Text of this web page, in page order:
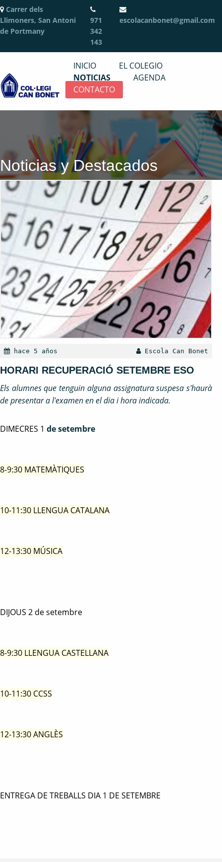
Carrer dels
Llimoners, San Antoni
de Portmany
971
342
143
escolacanbonet@gmail.com
INICIO
EL COLEGIO
NOTICIAS
AGENDA
CONTACTO
Noticias y Destacados
hace 5 años Escola Can Bonet
HORARI RECUPERACIÓ SETEMBRE ESO
Els alumnes que tenguin alguna assignatura suspesa s'haurà
de presentar a l'examen en el dia i hora indicada.
DIMECRES 1 de setembre
8-9:30 MATEMÀTIQUES
10-11:30 LLENGUA CATALANA
12-13:30 MÚSICA
DIJOUS 2 de setembre
8-9:30 LLENGUA CASTELLANA
10-11:30 CCSS
12-13:30 ANGLÈS
ENTREGA DE TREBALLS DIA 1 DE SETEMBRE